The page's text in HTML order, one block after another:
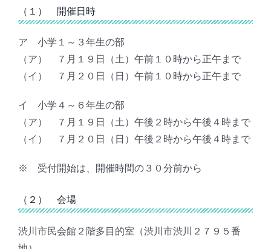
（１） 開催日時
ア 小学１～３年生の部
（ア） ７月１９日（土）午前１０時から正午まで
（イ） ７月２０日（日）午前１０時から正午まで
イ 小学４～６年生の部
（ア） ７月１９日（土）午後２時から午後４時まで
（イ） ７月２０日（日）午後２時から午後４時まで
※ 受付開始は、開催時間の３０分前から
（２） 会場
渋川市民会館２階多目的室（渋川市渋川２７９５番